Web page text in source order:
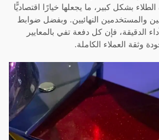
بشكل كبير، ما يجعلها خيارًا اقتصاديًّا
والمستخدمين النهائيين. وبفضل ضوابط
الدقيقة، فإن كل دفعة تفي بالمعايير
وثقة العملاء الكاملة.